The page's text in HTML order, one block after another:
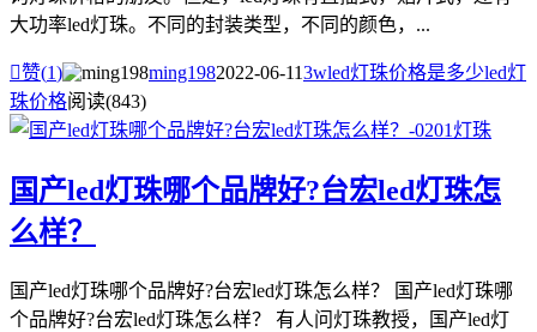
大功率led灯珠。不同的封装类型，不同的颜色，...
赞(1) ming1982022-06-113wled灯珠价格是多少led灯
珠价格阅读(843)
国产led灯珠哪个品牌好?台宏led灯珠怎
么样？
国产led灯珠哪个品牌好?台宏led灯珠怎么样？ 国产led灯珠哪
个品牌好?台宏led灯珠怎么样？ 有人问灯珠教授，国产led灯